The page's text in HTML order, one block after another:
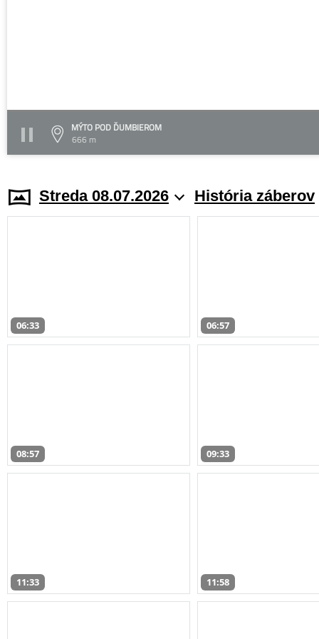
MÝTO POD ĎUMBIEROM
666 m
Streda 08.07.2026 História záberov
06:33 06:57
08:57 09:33
11:33 11:58